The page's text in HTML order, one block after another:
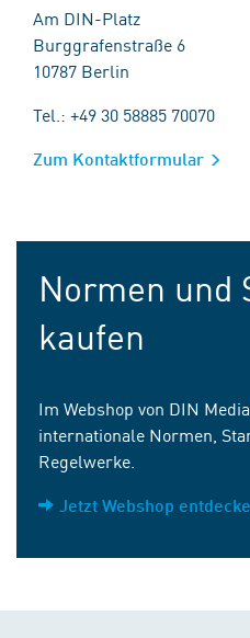
Am DIN-Platz
Burggrafenstraße 6
10787 Berlin
Tel.: +49 30 58885 70070
Zum Kontaktformular
Normen und
kaufen
Im Webshop von DIN
internationale Normen,
Regelwerke.
Jetzt Webshop